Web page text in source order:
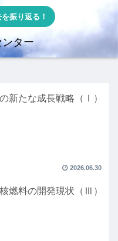
振り返る！
ター
新たな成長戦略（Ⅰ）
2026.06.30
燃料の開発現状（Ⅲ）